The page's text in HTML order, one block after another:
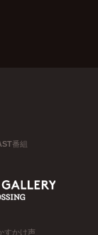
番組
すかけ声